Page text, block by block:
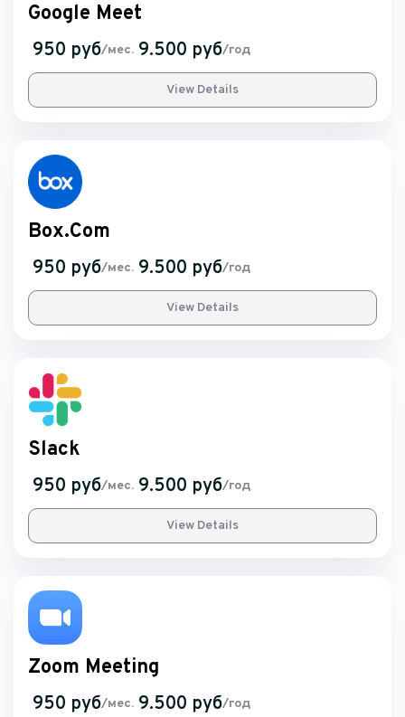
Google Meet
950 руб/мес. 9.500 руб/год
View Details
Box.Com
950 руб/мес. 9.500 руб/год
View Details
Slack
950 руб/мес. 9.500 руб/год
View Details
Zoom Meeting
950 руб/мес. 9.500 руб/год